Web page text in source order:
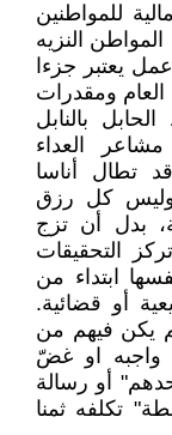
للمواطنين
النزيه
يعتبر جزءا
ومقدرات
بالنابل
العداء
تطال أناسا
وليس كل رزق
بدل أن تزج
التحقيقات
ابتداء من
أو قضائية.
يكن فيهم من
واجبه او غضّ
أو رسالة
تكلفه ثمنا